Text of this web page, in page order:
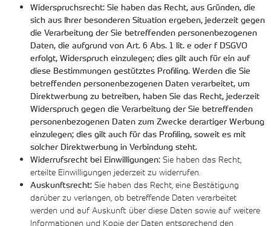
Widerspruchsrecht: Sie haben das Recht, aus Gründen, die
sich aus Ihrer besonderen Situation ergeben, jederzeit gegen
die Verarbeitung der Sie betreffenden personenbezogenen
Daten, die aufgrund von Art. 6 Abs. 1 lit. e oder f DSGVO
erfolgt, Widerspruch einzulegen; dies gilt auch für ein auf
diese Bestimmungen gestütztes Profiling. Werden die Sie
betreffenden personenbezogenen Daten verarbeitet, um
Direktwerbung zu betreiben, haben Sie das Recht, jederzeit
Widerspruch gegen die Verarbeitung der Sie betreffenden
personenbezogenen Daten zum Zwecke derartiger Werbung
einzulegen; dies gilt auch für das Profiling, soweit es mit
solcher Direktwerbung in Verbindung steht.
Widerrufsrecht bei Einwilligungen: Sie haben das Recht,
erteilte Einwilligungen jederzeit zu widerrufen.
Auskunftsrecht: Sie haben das Recht, eine Bestätigung
darüber zu verlangen, ob betreffende Daten verarbeitet
werden und auf Auskunft über diese Daten sowie auf weitere
Informationen und Kopie der Daten entsprechend den